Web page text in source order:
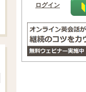
ログイン